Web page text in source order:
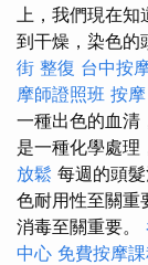
上，我們現在知
到干燥，染色的
街 整復 台中按
摩師證照班 按
一種出色的血清
是一種化學處理
放鬆 每週的頭
色耐用性至關重
消毒至關重要。
中心 免費按摩